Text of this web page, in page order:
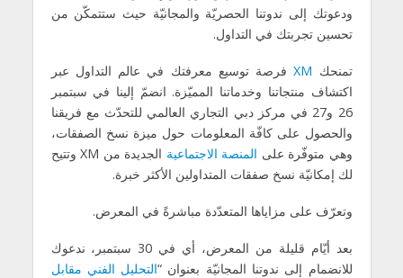
ودعوتك إلى ندوتنا الحصريّة والمجانيّة حيث ستتمكّن من
تحسين تجربتك في التداول.
تمنحك XMفرصة توسيع معرفتك في عالم التداول عبر
اكتشاف منتجاتنا وخدماتنا المميّزة. انضمّ إلينا في سبتمبر
26 و27 في مركز دبي التجاري العالمي للتحدّث مع فريقنا
والحصول على كافّة المعلومات حول ميزة نسخ الصفقات،
وهي متوفّرة على المنصة الاجتماعية
الجديدة من XM وتتيح
لك إمكانيّة نسخ صفقات المتداولين الأكثر خبرة.
وتعرّف على مزاياها المتعدّدة مباشرةً في المعرض.
بعد أيّام قليلة من المعرض، أي في 30 سبتمبر، ندعوك
للانضمام إلى ندوتنا المجانيّة بعنوان “التحليل الفني مقابل